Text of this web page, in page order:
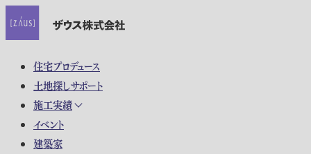
住宅プロデュース
土地探しサポート
施工実績
イベント
建築家